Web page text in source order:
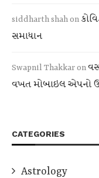
siddharth shahon
સમાધાન
Swapnil Thakkaron
વખત મોબાઇલ એપનો
CATEGORIES
Astrology